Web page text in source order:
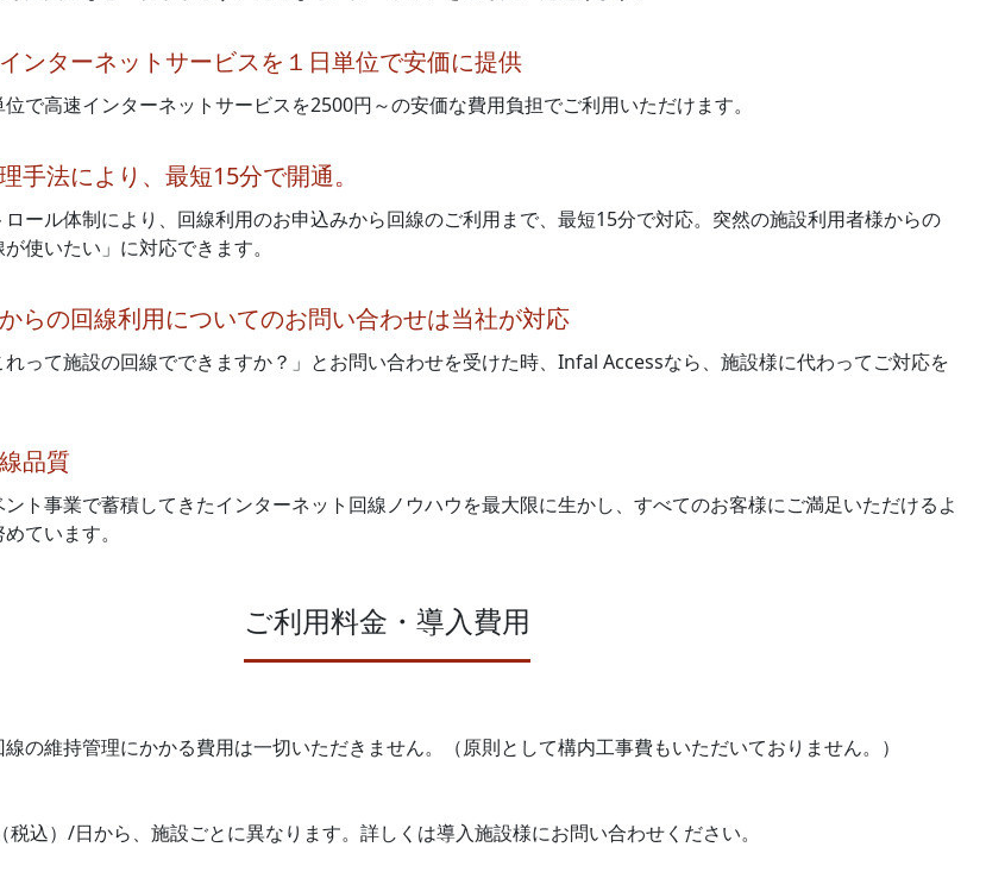
ンターネットサービスを１日単位で安価に提供
で高速インターネットサービスを2500円～の安価な費用負担でご利用いただけます。
手法により、最短15分で開通。
ール体制により、回線利用のお申込みから回線のご利用まで、最短15分で対応。突然の施設利用者様からの
使いたい」に対応できます。
らの回線利用についてのお問い合わせは当社が対応
って施設の回線でできますか？」とお問い合わせを受けた時、Infal Accessなら、施設様に代わってご対応を
品質
ト事業で蓄積してきたインターネット回線ノウハウを最大限に生かし、すべてのお客様にご満足いただけるよ
ています。
ご利用料金・導入費用
の維持管理にかかる費用は一切いただきません。（原則として構内工事費もいただいておりません。）
税込）/日から、施設ごとに異なります。詳しくは導入施設様にお問い合わせください。